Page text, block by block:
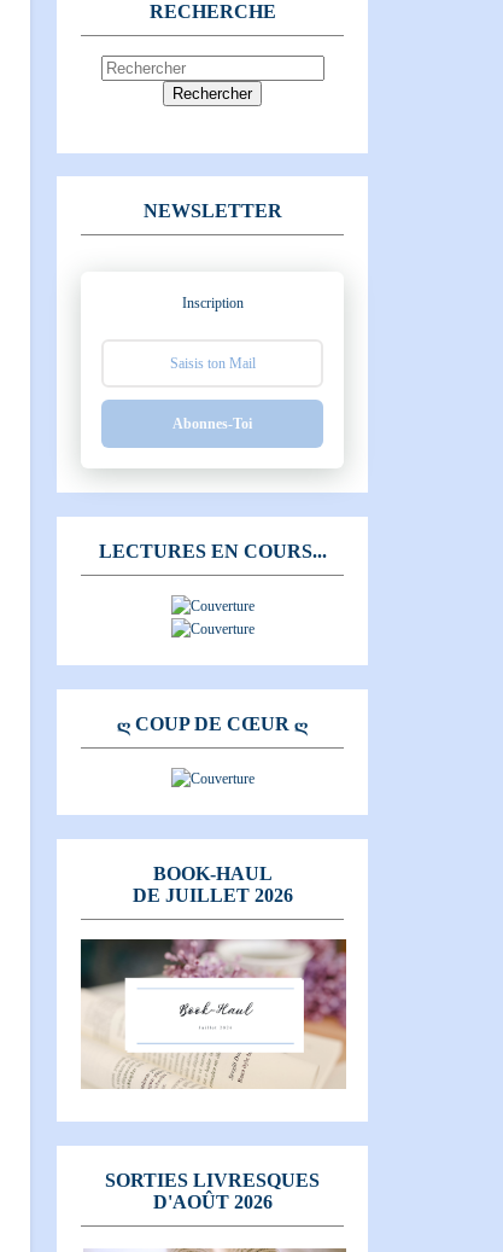
RECHERCHE
NEWSLETTER
Inscription
Abonnes-Toi
LECTURES EN COURS...
Ღ COUP DE CŒUR Ღ
BOOK-HAUL
DE JUILLET 2026
SORTIES LIVRESQUES
D'AOÛT 2026